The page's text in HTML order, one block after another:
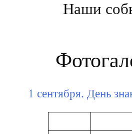
Наши
1 сентября. День